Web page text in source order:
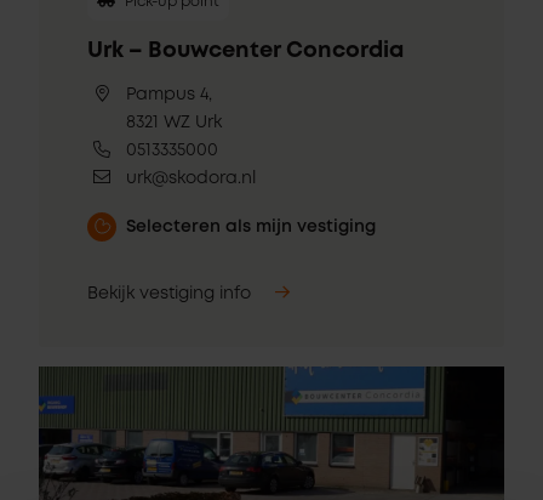
Urk – Bouwcenter Concordia
Pampus 4,
8321 WZ Urk
0513335000
urk@skodora.nl
Selecteren als mijn vestiging
Bekijk vestiging info